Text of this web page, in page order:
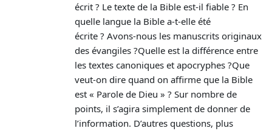
écrit ? Le texte de la Bible est-il fiable ? En
quelle langue la Bible a-t-elle été
écrite ? Avons-nous les manuscrits originaux
des évangiles ?Quelle est la différence entre
les textes canoniques et apocryphes ?Que
veut-on dire quand on affirme que la Bible
est « Parole de Dieu » ? Sur nombre de
points, il s’agira simplement de donner de
l’information. D’autres questions, plus